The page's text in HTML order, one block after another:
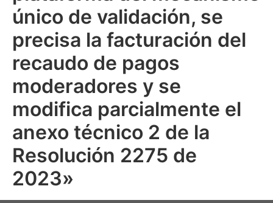
único de validación, se
precisa la facturación del
recaudo de pagos
moderadores y se
modifica parcialmente el
anexo técnico 2 de la
Resolución 2275 de
2023»